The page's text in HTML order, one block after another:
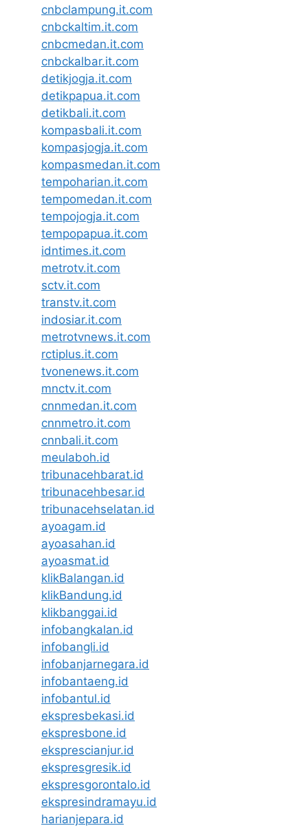
cnbclampung.it.com
cnbckaltim.it.com
cnbcmedan.it.com
cnbckalbar.it.com
detikjogja.it.com
detikpapua.it.com
detikbali.it.com
kompasbali.it.com
kompasjogja.it.com
kompasmedan.it.com
tempoharian.it.com
tempomedan.it.com
tempojogja.it.com
tempopapua.it.com
idntimes.it.com
metrotv.it.com
sctv.it.com
transtv.it.com
indosiar.it.com
metrotvnews.it.com
rctiplus.it.com
tvonenews.it.com
mnctv.it.com
cnnmedan.it.com
cnnmetro.it.com
cnnbali.it.com
meulaboh.id
tribunacehbarat.id
tribunacehbesar.id
tribunacehselatan.id
ayoagam.id
ayoasahan.id
ayoasmat.id
klikBalangan.id
klikBandung.id
klikbanggai.id
infobangkalan.id
infobangli.id
infobanjarnegara.id
infobantaeng.id
infobantul.id
ekspresbekasi.id
ekspresbone.id
eksprescianjur.id
ekspresgresik.id
ekspresgorontalo.id
ekspresindramayu.id
harianjepara.id